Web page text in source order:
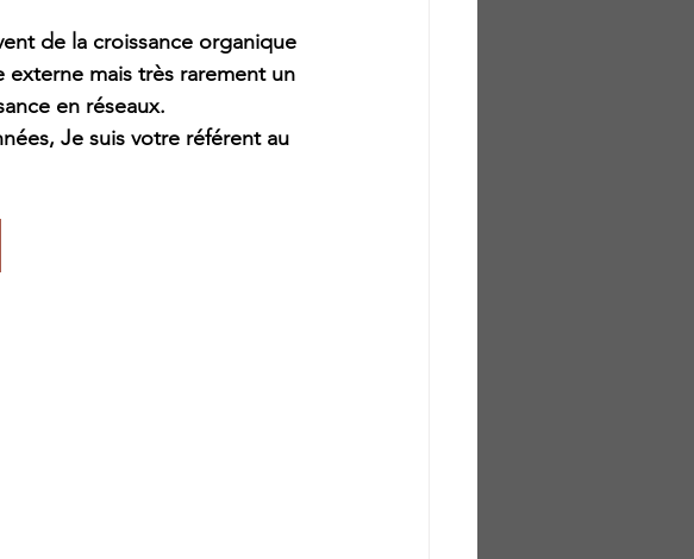
de la croissance organique
mais très rarement un
en réseaux.
Je suis votre référent au